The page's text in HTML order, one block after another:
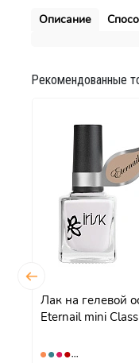
Описание
Рекомендованные
Лак на гелевой
Eternail mini